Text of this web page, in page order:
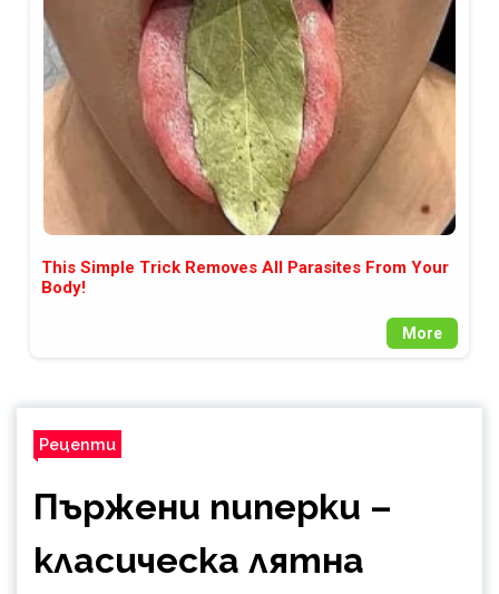
This Simple Trick Removes All Parasites From Your
Body!
More
Рецепти
Пържени пиперки –
класическа лятна